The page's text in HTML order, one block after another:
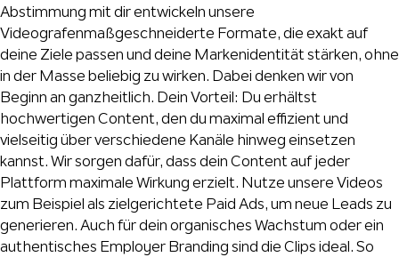
Abstimmung mit dir entwickeln unsere
Videografenmaßgeschneiderte Formate, die exakt auf
deine Ziele passen und deine Markenidentität stärken, ohne
in der Masse beliebig zu wirken. Dabei denken wir von
Beginn an ganzheitlich. Dein Vorteil: Du erhältst
hochwertigen Content, den du maximal effizient und
vielseitig über verschiedene Kanäle hinweg einsetzen
kannst. Wir sorgen dafür, dass dein Content auf jeder
Plattform maximale Wirkung erzielt. Nutze unsere Videos
zum Beispiel als zielgerichtete Paid Ads, um neue Leads zu
generieren. Auch für dein organisches Wachstum oder ein
authentisches Employer Branding sind die Clips ideal. So